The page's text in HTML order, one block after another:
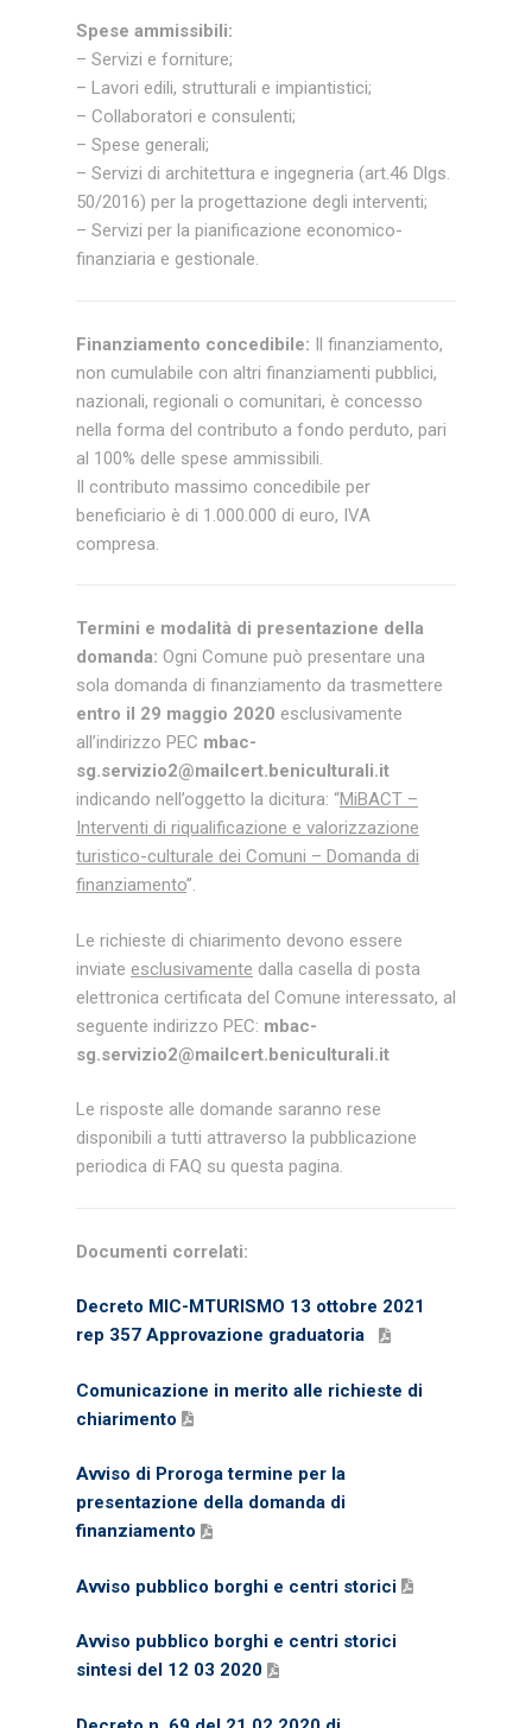
Spese ammissibili:
– Servizi e forniture;
– Lavori edili, strutturali e impiantistici;
– Collaboratori e consulenti;
– Spese generali;
– Servizi di architettura e ingegneria (art.46 Dlgs.
50/2016) per la progettazione degli interventi;
– Servizi per la pianificazione economico-
finanziaria e gestionale.
Finanziamento concedibile: Il finanziamento,
non cumulabile con altri finanziamenti pubblici,
nazionali, regionali o comunitari, è concesso
nella forma del contributo a fondo perduto, pari
al 100% delle spese ammissibili.
Il contributo massimo concedibile per
beneficiario è di 1.000.000 di euro, IVA
compresa.
Termini e modalità di presentazione della
domanda: Ogni Comune può presentare una
sola domanda di finanziamento da trasmettere
entro il 29 maggio 2020 esclusivamente
all’indirizzo PEC mbac-
sg.servizio2@mailcert.beniculturali.it
indicando nell’oggetto la dicitura: “MiBACT –
Interventi di riqualificazione e valorizzazione
turistico-culturale dei Comuni – Domanda di
finanziamento”.
Le richieste di chiarimento devono essere
inviate esclusivamente dalla casella di posta
elettronica certificata del Comune interessato, al
seguente indirizzo PEC: mbac-
sg.servizio2@mailcert.beniculturali.it
Le risposte alle domande saranno rese
disponibili a tutti attraverso la pubblicazione
periodica di FAQ su questa pagina.
Documenti correlati:
Decreto MIC-MTURISMO 13 ottobre 2021
rep 357 Approvazione graduatoria
Comunicazione in merito alle richieste di
chiarimento
Avviso di Proroga termine per la
presentazione della domanda di
finanziamento
Avviso pubblico borghi e centri storici
Avviso pubblico borghi e centri storici
sintesi del 12 03 2020